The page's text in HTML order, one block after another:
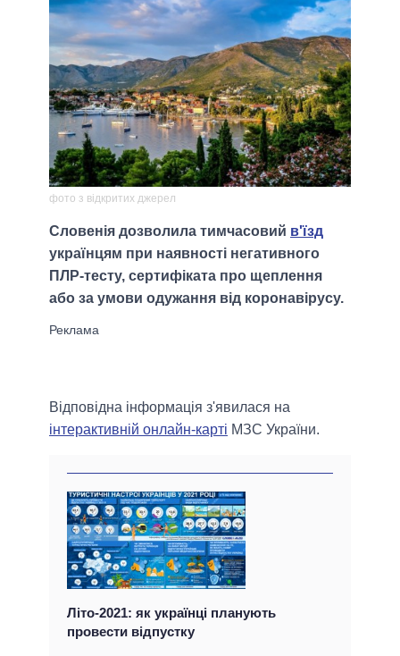
фото з відкритих джерел
Словенія дозволила тимчасовий в'їзд
українцям при наявності негативного
ПЛР-тесту, сертифіката про щеплення
або за умови одужання від коронавірусу.
Відповідна інформація з'явилася на
інтерактивній онлайн-карті МЗС України.
Літо-2021: як українці планують
провести відпустку